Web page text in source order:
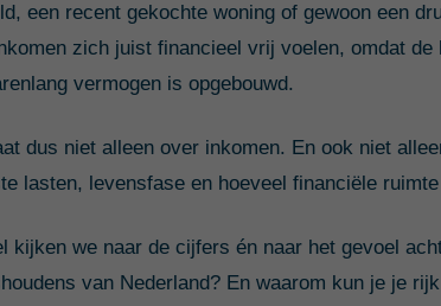
een recent gekochte woning of gewoon een
zich juist financieel vrij voelen, omdat
vermogen is opgebouwd.
dus niet alleen over inkomen. En ook niet
lasten, levensfase en hoeveel financiële
kijken we naar de cijfers én naar het gevoel
van Nederland? En waarom kun je je